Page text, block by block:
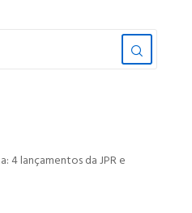
4 lançamentos da JPR e